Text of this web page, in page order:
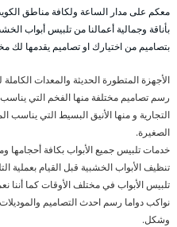
معكم على مدار الساعة ولكافة مناطق
بأناقة وجمالية أعمالنا من تلبيس أبواب
بتصاميم من اختيارك او تصاميم يقدمها لك
الأجهزة المتطورة الحديثة والمعدات
رسم تصاميم مختلفة منها الفخم التي
التجارية و منها الأنيق البسيط التي يناسب
الصغيرة.
خدمات تلبيس جميع الأبواب بكافة أحجامها
تنظيف الأبواب الخشبية قبل القيام
تلبيس الأبواب في مختلف الأوقات كما أننا
نواكب دواما رسم احدث التصاميم
وشكل.